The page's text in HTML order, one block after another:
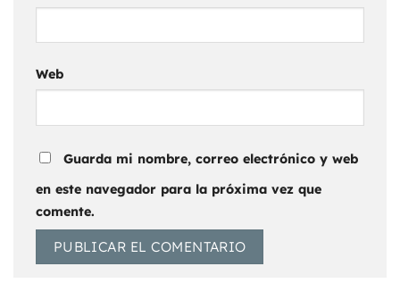
Web
Guarda mi nombre, correo electrónico y web
en este navegador para la próxima vez que
comente.